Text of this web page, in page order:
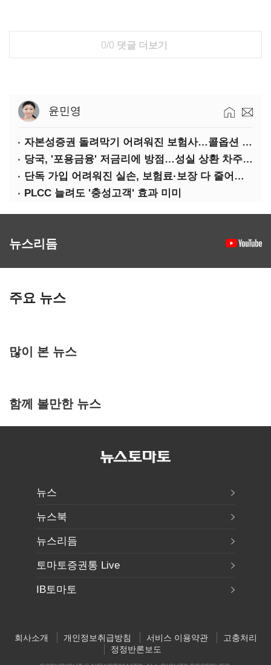
0/0 댓글 더보기
윤민영
자본성증권 돌려막기 어려워진 보험사…콜옵션 부담 급증
당국, '포용금융' 저금리에 방점…성실 상환 차주는 '역차별'
단독 가입 어려워진 실손, 보험료·보장 다 줄어든 5세대는?
PLCC 늘려도 '충성고객' 효과 미미
뉴스리듬
주요 뉴스
많이 본 뉴스
함께 볼만한 뉴스
뉴스
뉴스북
뉴스리듬
토마토증권통 Live
IB토마토
회사소개 개인정보취급방침 서비스 이용약관
고충처리
정정반론보도